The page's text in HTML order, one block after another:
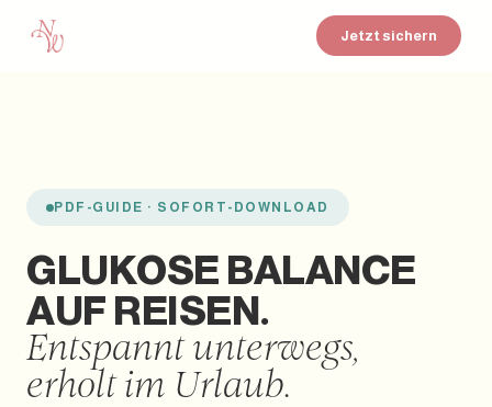
Jetzt sichern
PDF-GUIDE · SOFORT-DOWNLOAD
GLUKOSE BALANCE
AUF REISEN.
Entspannt unterwegs,
erholt im Urlaub.